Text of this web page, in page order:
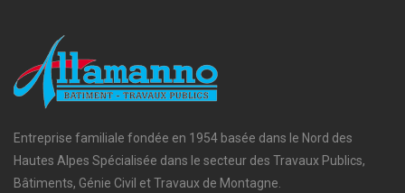
Entreprise familiale fondée en 1954 basée dans le Nord des
Hautes Alpes Spécialisée dans le secteur des Travaux Publics,
Bâtiments, Génie Civil et Travaux de Montagne.